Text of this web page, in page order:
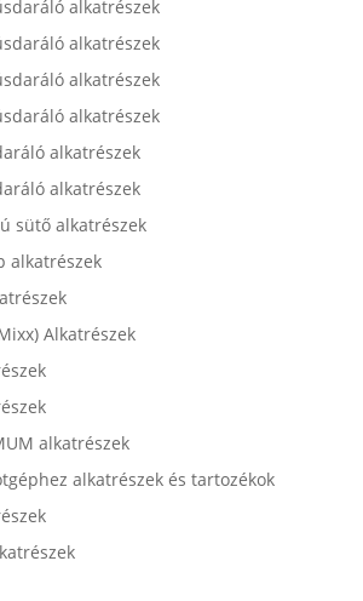
alkatrészek
alkatrészek
alkatrészek
alkatrészek
alkatrészek
alkatrészek
sütő alkatrészek
alkatrészek
Alkatrészek
alkatrészek
alkatrészek és tartozékok